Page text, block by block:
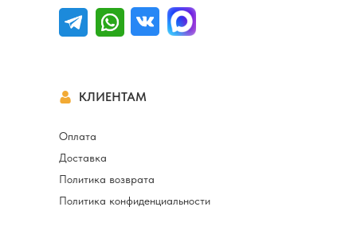
КЛИЕНТАМ
Оплата
Политика возврата
Доставка
Политика конфиденциальности